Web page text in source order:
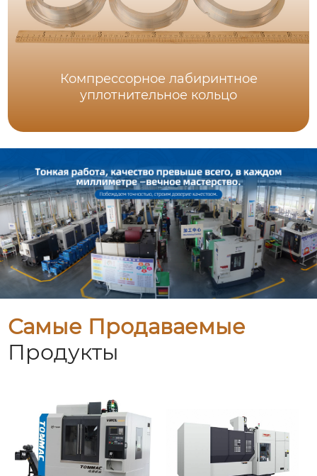
Компрессорное лабиринтное
уплотнительное кольцо
Самые Продаваемые
Продукты